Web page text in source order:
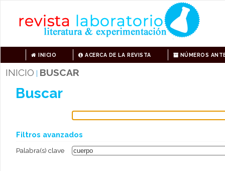
INICIO ACERCA DE LA REVISTA NÚMEROS
INICIO BUSCAR
Buscar
Filtros avanzados
Palabra(s) clave